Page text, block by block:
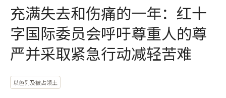
充满失去和伤痛的一年：红十
字国际委员会呼吁尊重人的尊
严并采取紧急行动减轻苦难
以色列及被占领土